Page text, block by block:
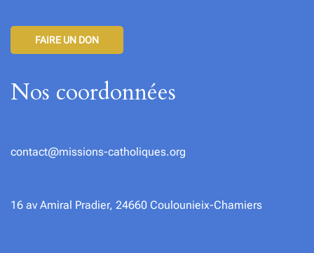
FAIRE UN DON
Nos coordonnées
contact@missions-catholiques.org
16 av Amiral Pradier, 24660 Coulounieix-Chamiers